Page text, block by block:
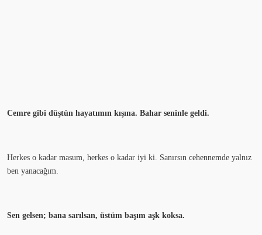
Cemre gibi düştün hayatımın kışına. Bahar seninle geldi.
Herkes o kadar masum, herkes o kadar iyi ki. Sanırsın cehennemde yalnız
ben yanacağım.
Sen gelsen; bana sarılsan, üstüm başım aşk koksa.